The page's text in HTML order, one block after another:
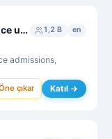
IIT Madras 4 Year BS Data Science unofficial group 1,2 B en
admissions,
çıkar Katıl →